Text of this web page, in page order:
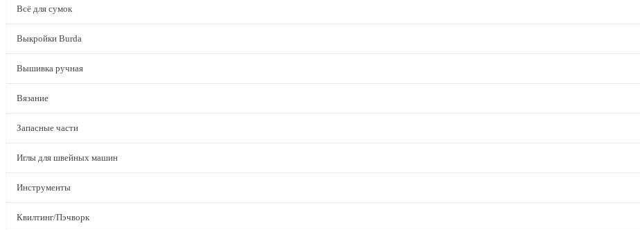
Всё для сумок
Выкройки Burda
Вышивка ручная
Вязание
Запасные части
Иглы для швейных машин
Инструменты
Квилтинг/Пэчворк